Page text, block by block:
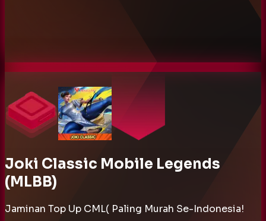
Joki Classic Mobile Legends
(MLBB)
Jaminan Top Up CML( Paling Murah Se-Indonesia!